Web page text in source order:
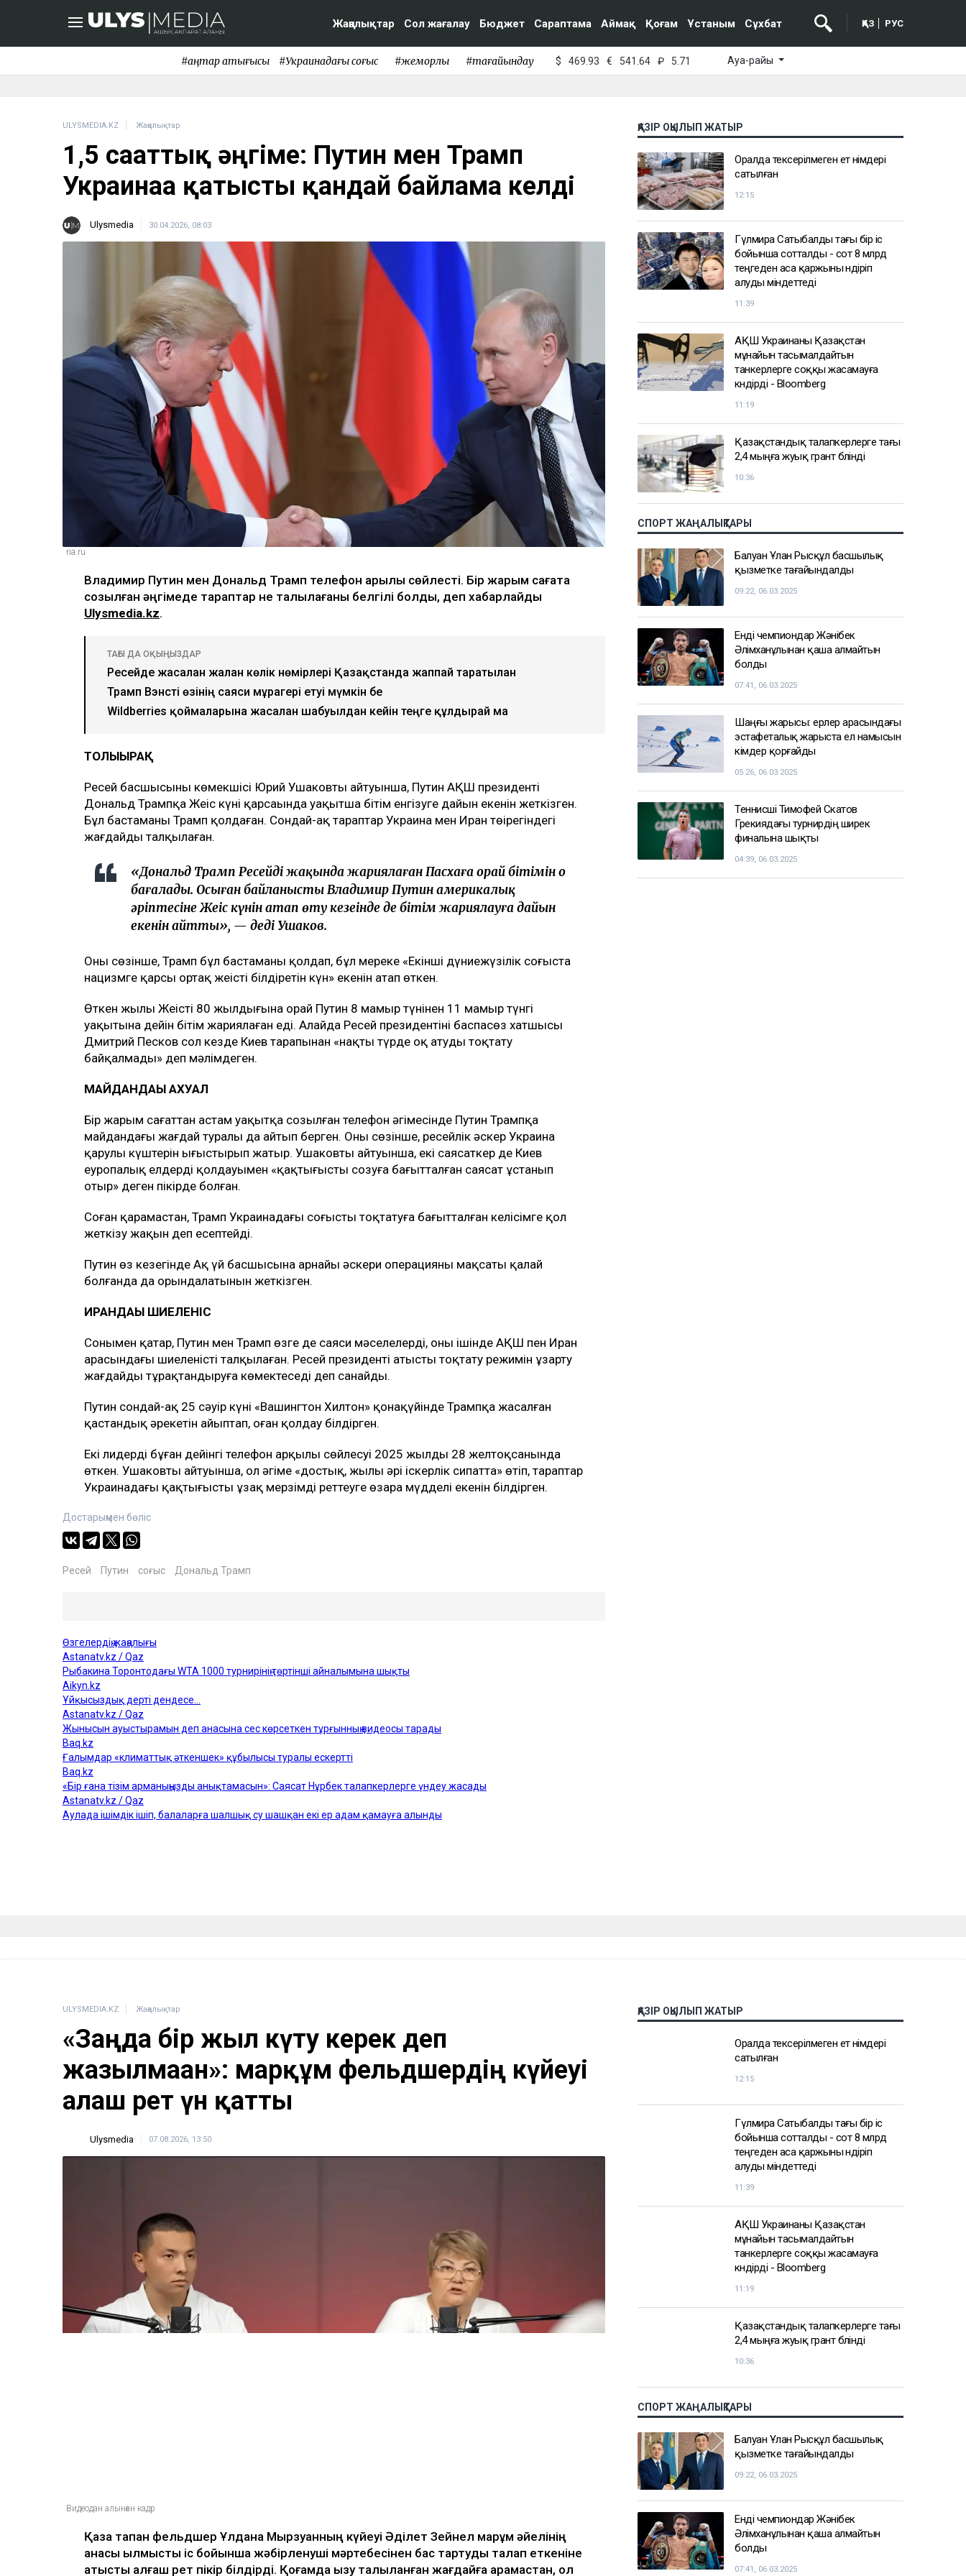
Жаңалықтар Сол жағалау Бюджет Сараптама Аймақ Қоғам Ұстаным Сұхбат ҚАЗ РУС
#қаңтар қақтығысы #Украинадағы соғыс #жемқорлық #тағайындау $ 469.93 € 541.64 ₽ 5.71 Ауа-райы
ULYSMEDIA.KZ Жаңалықтар
1,5 сағаттық әңгіме: Путин мен Трамп
Украинаға қатысты қандай байламға келді
Ulysmedia 30.04.2026, 08:03
ria.ru
Владимир Путин мен Дональд Трамп телефон арқылы сөйлесті. Бір жарым сағатқа
созылған әңгімеде тараптар не талқылағаны белгілі болды, деп хабарлайды
Ulysmedia.kz.
ТАҒЫ ДА ОҚЫҢЫЗДАР
Ресейде жасалған жалған көлік нөмірлері Қазақстанда жаппай таратылған
Трамп Вэнсті өзінің саяси мұрагері етуі мүмкін бе
Wildberries қоймаларына жасалған шабуылдан кейін теңге құлдырай ма
ТОЛЫҒЫРАҚ
Ресей басшысының көмекшісі Юрий Ушаковтың айтуынша, Путин АҚШ президенті
Дональд Трампқа Жеңіс күні қарсаңында уақытша бітім енгізуге дайын екенін жеткізген.
Бұл бастаманы Трамп қолдаған. Сондай-ақ тараптар Украина мен Иран төңірегіндегі
жағдайды талқылаған.
«Дональд Трамп Ресейдің жақында жариялаған Пасхаға орай бітімін оң
бағалады. Осыған байланысты Владимир Путин америкалық
әріптесіне Жеңіс күнін атап өту кезеңінде де бітім жариялауға дайын
екенін айтты», — деді Ушаков.
Оның сөзінше, Трамп бұл бастаманы қолдап, бұл мереке «Екінші дүниежүзілік соғыста
нацизмге қарсы ортақ жеңісті білдіретін күн» екенін атап өткен.
Өткен жылы Жеңістің 80 жылдығына орай Путин 8 мамыр түнінен 11 мамыр түнгі
уақытына дейін бітім жариялаған еді. Алайда Ресей президентінің баспасөз хатшысы
Дмитрий Песков сол кезде Киев тарапынан «нақты түрде оқ атуды тоқтату
байқалмады» деп мәлімдеген.
МАЙДАНДАҒЫ АХУАЛ
Бір жарым сағаттан астам уақытқа созылған телефон әңгімесінде Путин Трампқа
майдандағы жағдай туралы да айтып берген. Оның сөзінше, ресейлік әскер Украина
қарулы күштерін ығыстырып жатыр. Ушаковтың айтуынша, екі саясаткер де Киев
еуропалық елдердің қолдауымен «қақтығысты созуға бағытталған саясат ұстанып
отыр» деген пікірде болған.
Соған қарамастан, Трамп Украинадағы соғысты тоқтатуға бағытталған келісімге қол
жеткізу жақын деп есептейді.
Путин өз кезегінде Ақ үй басшысына арнайы әскери операцияның мақсаты қалай
болғанда да орындалатынын жеткізген.
ИРАНДАҒЫ ШИЕЛЕНІС
Сонымен қатар, Путин мен Трамп өзге де саяси мәселелерді, оның ішінде АҚШ пен Иран
арасындағы шиеленісті талқылаған. Ресей президенті атысты тоқтату режимін ұзарту
жағдайды тұрақтандыруға көмектеседі деп санайды.
Путин сондай-ақ 25 сәуір күні «Вашингтон Хилтон» қонақүйінде Трампқа жасалған
қастандық әрекетін айыптап, оған қолдау білдірген.
Екі лидердің бұған дейінгі телефон арқылы сөйлесуі 2025 жылдың 28 желтоқсанында
өткен. Ушаковтың айтуынша, ол әңгіме «достық, жылы әрі іскерлік сипатта» өтіп, тараптар
Украинадағы қақтығысты ұзақ мерзімді реттеуге өзара мүдделі екенін білдірген.
Достарыңмен бөліс
Ресей Путин соғыс Дональд Трамп
ҚАЗІР ОҚЫЛЫП ЖАТЫР
Оралда тексерілмеген ет өнімдері
сатылған
12:15
Гүлмира Сатыбалды тағы бір іс
бойынша сотталды - сот 8 млрд
теңгеден аса қаржыны өндіріп
алуды міндеттеді
11:39
АҚШ Украинаны Қазақстан
мұнайын тасымалдайтын
танкерлерге соққы жасамауға
көндірді - Bloomberg
11:19
Қазақстандық талапкерлерге тағы
2,4 мыңға жуық грант бөлінді
10:36
СПОРТ ЖАҢАЛЫҚТАРЫ
Балуан Ұлан Рысқұл басшылық
қызметке тағайындалды
09:22, 06.03.2025
Енді чемпиондар Жәнібек
Әлімханұлынан қаша алмайтын
болды
07:41, 06.03.2025
Шаңғы жарысы: ерлер арасындағы
эстафеталық жарыста ел намысын
кімдер қорғайды
05:26, 06.03.2025
Теннисші Тимофей Скатов
Грекиядағы турнирдің ширек
финалына шықты
04:39, 06.03.2025
«Заңда бір жыл күту керек деп
жазылмаған»: марқұм фельдшердің күйеуі
алғаш рет үн қатты
ҚАЗІР ОҚЫЛЫП ЖАТЫР
Оралда тексерілмеген ет өнімдері
сатылған
Гүлмира Сатыбалды тағы бір іс
бойынша сотталды - сот 8 млрд
теңгеден аса қаржыны өндіріп
алуды міндеттеді
11:39
мұнайын тасымалдайтын
танкерлерге соққы жасамауға
Қазақстандық талапкерлерге тағы
2,4 мыңға жуық грант бөлінді